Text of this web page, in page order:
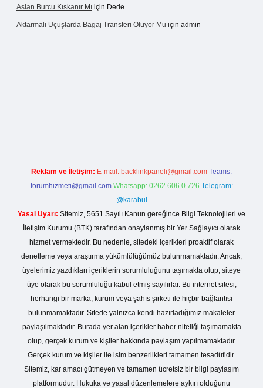
Aslan Burcu Kıskanır Mı için Dede
Aktarmalı Uçuşlarda Bagaj Transferi Oluyor Mu için admin
Reklam ve İletişim: E-mail: backlinkpaneli@gmail.com Teams:
forumhizmeti@gmail.com Whatsapp: 0262 606 0 726 Telegram:
@karabul
Yasal Uyarı: Sitemiz, 5651 Sayılı Kanun gereğince Bilgi Teknolojileri ve
İletişim Kurumu (BTK) tarafından onaylanmış bir Yer Sağlayıcı olarak
hizmet vermektedir. Bu nedenle, sitedeki içerikleri proaktif olarak
denetleme veya araştırma yükümlülüğümüz bulunmamaktadır. Ancak,
üyelerimiz yazdıkları içeriklerin sorumluluğunu taşımakta olup, siteye
üye olarak bu sorumluluğu kabul etmiş sayılırlar. Bu internet sitesi,
herhangi bir marka, kurum veya şahıs şirketi ile hiçbir bağlantısı
bulunmamaktadır. Sitede yalnızca kendi hazırladığımız makaleler
paylaşılmaktadır. Burada yer alan içerikler haber niteliği taşımamakta
olup, gerçek kurum ve kişiler hakkında paylaşım yapılmamaktadır.
Gerçek kurum ve kişiler ile isim benzerlikleri tamamen tesadüfidir.
Sitemiz, kar amacı gütmeyen ve tamamen ücretsiz bir bilgi paylaşım
platformudur. Hukuka ve yasal düzenlemelere aykırı olduğunu